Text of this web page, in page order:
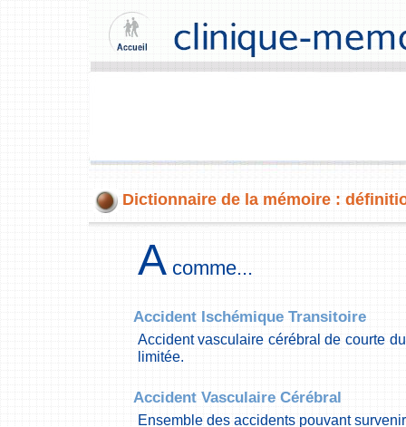
Dictionnaire de la mémoire :
Acomme...
Accident Ischémique Transitoire
Accident vasculaire cérébral de courte
limitée.
Accident Vasculaire Cérébral
Ensemble des accidents pouvant